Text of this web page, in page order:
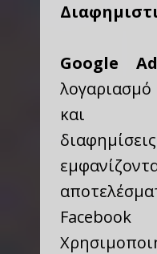
Google
και